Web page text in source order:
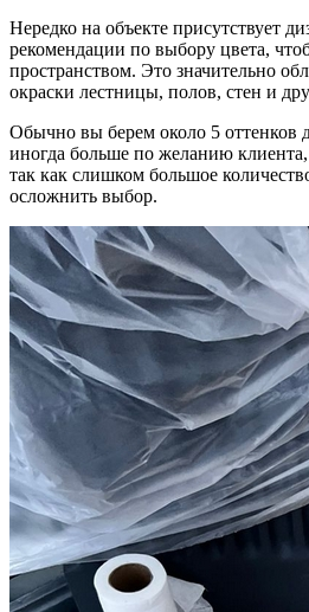
Нередко на объекте присутствует
рекомендации по выбору цвета,
пространством. Это значительно
окраски лестницы, полов, стен и
Обычно вы берем около 5 оттенков
иногда больше по желанию
так как слишком большое
осложнить выбор.